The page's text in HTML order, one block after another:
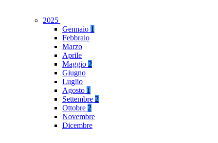
2025
Gennaio 1
Febbraio
Marzo
Aprile
Maggio 2
Giugno
Luglio
Agosto 1
Settembre 2
Ottobre 2
Novembre
Dicembre